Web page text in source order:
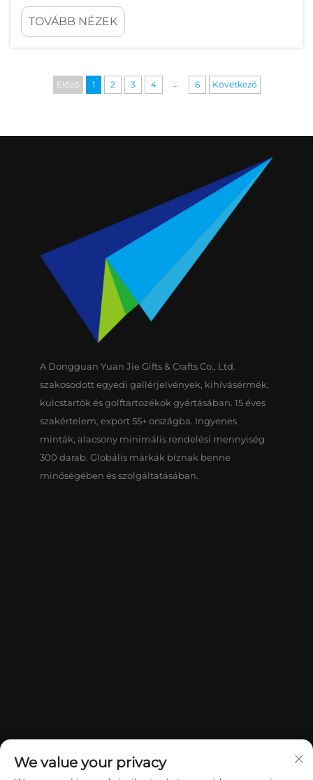
felkészül egy olyan első ütésre, amely
meghatározza az egész lyuk játékát.
Ugyanakkor ebben a pillanatban az egyik
a kis eszköz, amely a labdát tartja...
TOVÁBB NÉZEK
Előző 1 2 3 4 ... 6 Következő
A Dongguan Yuan Jie Gifts & Crafts Co., Ltd.
szakosodott egyedi gallérjelvények, kihívásérmék,
kulcstartók és golftartozékok gyártásában. 15 éves
szakértelem, export 55+ országba. Ingyenes
minták, alacsony minimális rendelési mennyiség
300 darab. Globális márkák bíznak benne
minőségében és szolgáltatásában.
We value your privacy